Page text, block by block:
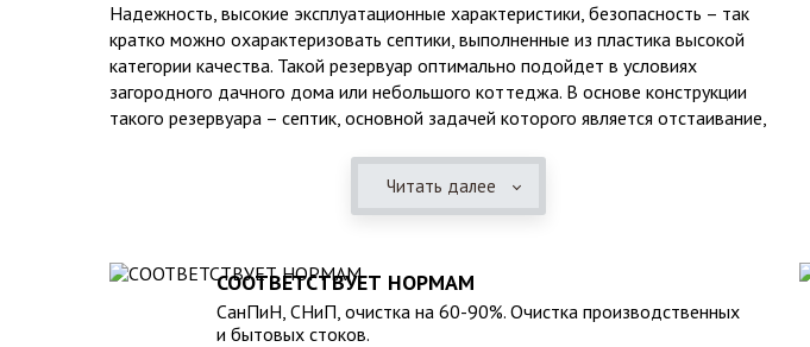
Надежность, высокие эксплуатационные характеристики, безопасность – так
кратко можно охарактеризовать септики, выполненные из пластика высокой
категории качества. Такой резервуар оптимально подойдет в условиях
загородного дачного дома или небольшого коттеджа. В основе конструкции
такого резервуара – септик, основной задачей которого является отстаивание,
Главная причина популярности пластиковых и стеклопластиковых септиков –
отсутствие коррозийного налета. К основным достоинствам данного изделия
безупречное качество изготовления;
стойкость к высокому давлению грунта (даже в ненаполненном состоянии);
возможность эксплуатации при пониженных температурах в зимнее время года;
Читать далее
СООТВЕТСТВУЕТ НОРМАМ
СанПиН, СНиП, очистка на 60-90%. Очистка производственных
и бытовых стоков.